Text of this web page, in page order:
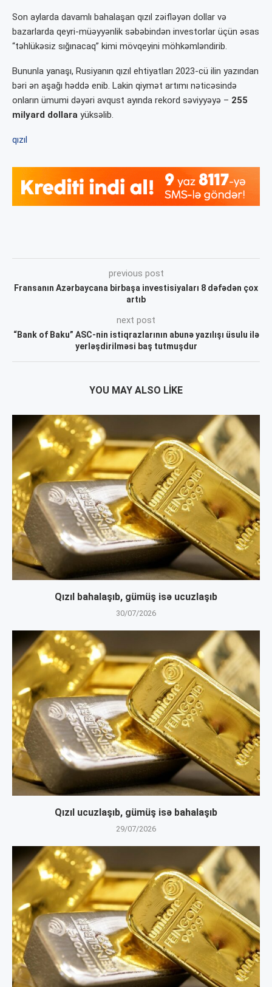
Son aylarda davamlı bahalaşan qızıl zəifləyən dollar və
bazarlarda qeyri-müəyyənlik səbəbindən investorlar üçün əsas
“təhlükəsiz sığınacaq” kimi mövqeyini möhkəmləndirib.
Bununla yanaşı, Rusiyanın qızıl ehtiyatları 2023-cü ilin yazından
bəri ən aşağı həddə enib. Lakin qiymət artımı nəticəsində
onların ümumi dəyəri avqust ayında rekord səviyyəyə – 255
milyard dollara yüksəlib.
qızıl
previous post
Fransanın Azərbaycana birbaşa investisiyaları 8 dəfədən çox
artıb
next post
“Bank of Baku” ASC-nin istiqrazlarının abunə yazılışı üsulu ilə
yerləşdirilməsi baş tutmuşdur
YOU MAY ALSO LIKE
Qızıl bahalaşıb, gümüş isə ucuzlaşıb
30/07/2026
Qızıl ucuzlaşıb, gümüş isə bahalaşıb
29/07/2026